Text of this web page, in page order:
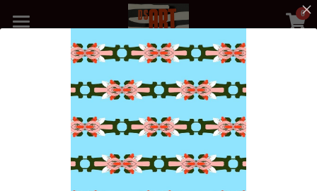
0
Accueil
Boutique
Médias
Précédent
×
LES CATÉGORIES DE LA BOUTIQUE
Toutes les catégories